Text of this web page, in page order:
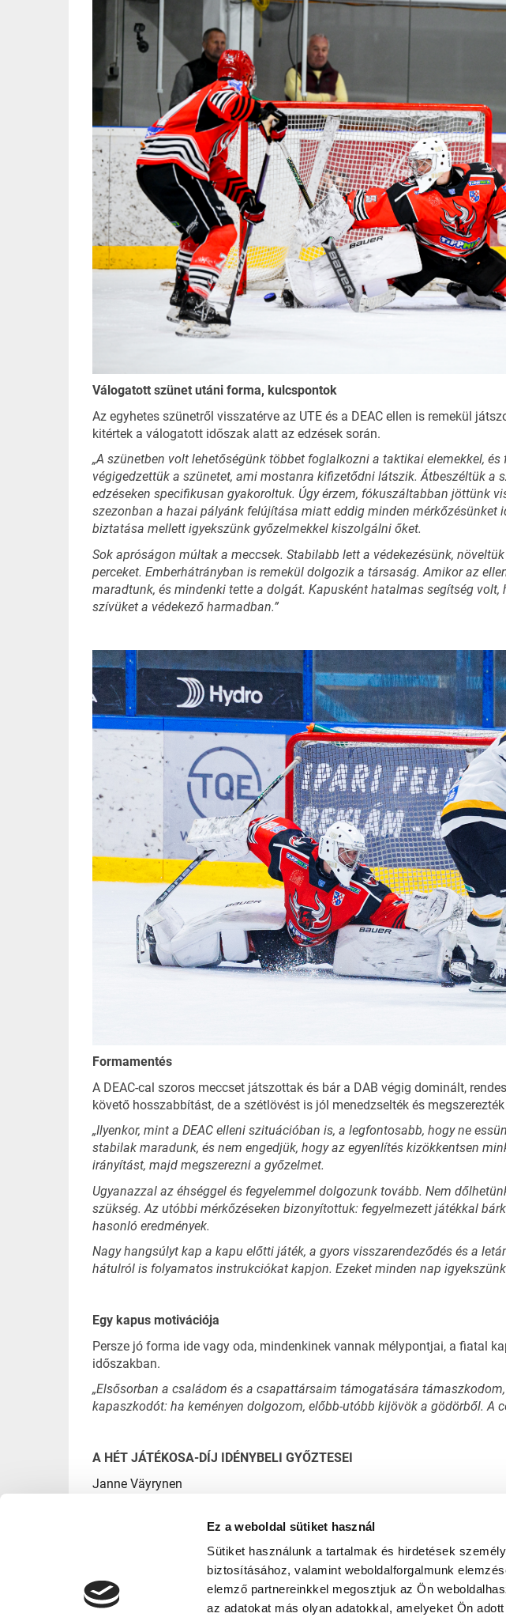
Ez a weboldal sütiket használ
Sütiket használunk a tartalmak és hirdetések
biztosításához, valamint weboldalforgalmunk
elemző partnereinkkel megosztjuk az Ön
az adatokat más olyan adatokkal, amelyeket Ön
Válogatott szünet utáni forma, kulcspontok
Az egyhetes szünetről visszatérve az UTE és a DEAC ellen is remekül
kitértek a válogatott időszak alatt az edzések során.
„A szünetben volt lehetőségünk többet foglalkozni a taktikai elemekkel,
végigedzettük a szünetet, ami mostanra kifizetődni látszik. Átbeszéltük
edzéseken specifikusan gyakoroltuk. Úgy érzem, fókuszáltabban jöttünk
szezonban a hazai pályánk felújítása miatt eddig minden
biztatása mellett igyekszünk győzelmekkel kiszolgálni őket.
Sok apróságon múltak a meccsek. Stabilabb lett a védekezésünk,
perceket. Emberhátrányban is remekül dolgozik a társaság. Amikor az
maradtunk, és mindenki tette a dolgát. Kapusként hatalmas segítség
szívüket a védekező harmadban.”
Formamentés
A DEAC-cal szoros meccset játszottak és bár a DAB végig dominált,
követő hosszabbítást, de a szétlövést is jól menedzselték és
„Ilyenkor, mint a DEAC elleni szituációban is, a legfontosabb, hogy ne
stabilak maradunk, és nem engedjük, hogy az egyenlítés kizökkentsen
irányítást, majd megszerezni a győzelmet.
Ugyanazzal az éhséggel és fegyelemmel dolgozunk tovább. Nem
szükség. Az utóbbi mérkőzéseken bizonyítottuk: fegyelmezett játékkal
hasonló eredmények.
Nagy hangsúlyt kap a kapu előtti játék, a gyors visszarendeződés és a
hátulról is folyamatos instrukciókat kapjon. Ezeket minden nap
Egy kapus motivációja
Persze jó forma ide vagy oda, mindenkinek vannak mélypontjai, a fiatal
időszakban.
„Elsősorban a családom és a csapattársaim támogatására
kapaszkodót: ha keményen dolgozom, előbb-utóbb kijövök a gödörből.
A HÉT JÁTÉKOSA-DÍJ IDÉNYBELI GYŐZTESEI
Janne Väyrynen
Ferencz-Csibi Róbert
Szeles Martin